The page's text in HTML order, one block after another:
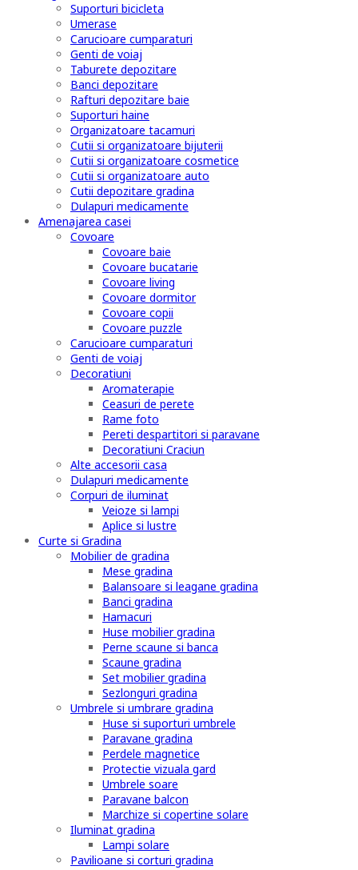
Suporturi bicicleta
Umerase
Carucioare cumparaturi
Genti de voiaj
Taburete depozitare
Banci depozitare
Rafturi depozitare baie
Suporturi haine
Organizatoare tacamuri
Cutii si organizatoare bijuterii
Cutii si organizatoare cosmetice
Cutii si organizatoare auto
Cutii depozitare gradina
Dulapuri medicamente
Amenajarea casei
Covoare
Covoare baie
Covoare bucatarie
Covoare living
Covoare dormitor
Covoare copii
Covoare puzzle
Carucioare cumparaturi
Genti de voiaj
Decoratiuni
Aromaterapie
Ceasuri de perete
Rame foto
Pereti despartitori si paravane
Decoratiuni Craciun
Alte accesorii casa
Dulapuri medicamente
Corpuri de iluminat
Veioze si lampi
Aplice si lustre
Curte si Gradina
Mobilier de gradina
Mese gradina
Balansoare si leagane gradina
Banci gradina
Hamacuri
Huse mobilier gradina
Perne scaune si banca
Scaune gradina
Set mobilier gradina
Sezlonguri gradina
Umbrele si umbrare gradina
Huse si suporturi umbrele
Paravane gradina
Perdele magnetice
Protectie vizuala gard
Umbrele soare
Paravane balcon
Marchize si copertine solare
Iluminat gradina
Lampi solare
Pavilioane si corturi gradina